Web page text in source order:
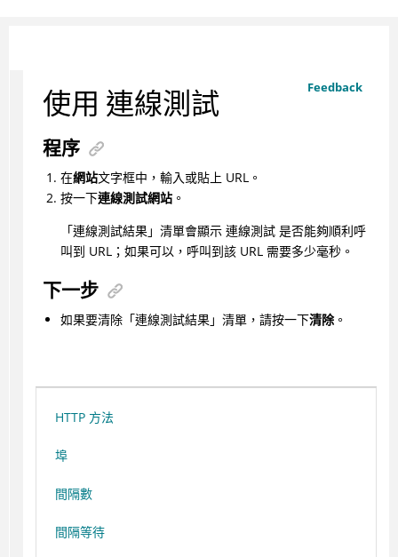
Feedback
使用 連線測試
程序
在網站文字框中，輸入或貼上 URL。
按一下連線測試網站。
「連線測試結果」清單會顯示 連線測試是否能夠順利呼
叫到 URL；如果可以，呼叫到該 URL 需要多少毫秒。
下一步
如果要清除「連線測試結果」清單，請按一下清除。
HTTP 方法
埠
間隔數
間隔等待